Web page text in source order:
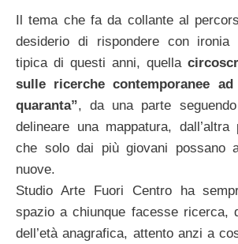
Il tema che fa da collante al
desiderio di rispondere con ironia
tipica di questi anni, quella
sulle ricerche contemporanee
quaranta”, da una parte
delineare una mappatura,
che solo dai più giovani possano
nuove.
Studio Arte Fuori Centro ha
spazio a chiunque facesse ricerca,
dell’età anagrafica, attento anzi a